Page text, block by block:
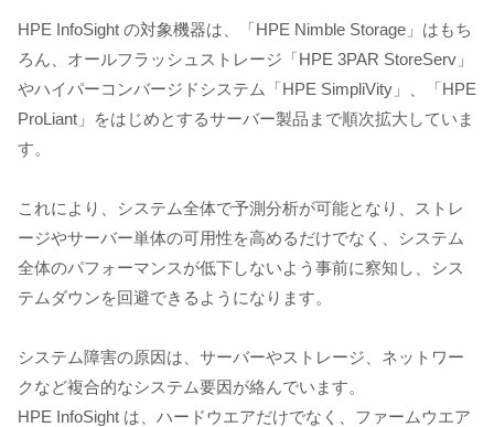
HPE InfoSight の対象機器は、「HPE Nimble Storage」はもち
ろん、オールフラッシュストレージ「HPE 3PAR StoreServ」
やハイパーコンバージドシステム「HPE SimpliVity」、「HPE
ProLiant」をはじめとするサーバー製品まで順次拡大していま
す。
これにより、システム全体で予測分析が可能となり、ストレ
ージやサーバー単体の可用性を高めるだけでなく、システム
全体のパフォーマンスが低下しないよう事前に察知し、シス
テムダウンを回避できるようになります。
システム障害の原因は、サーバーやストレージ、ネットワー
クなど複合的なシステム要因が絡んでいます。
HPE InfoSight は、ハードウエアだけでなく、ファームウエア